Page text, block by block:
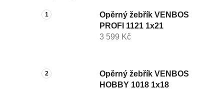
Opěrný žebřík VENBOS
PROFI 1121 1x21
3 599 Kč
Opěrný žebřík VENBOS
HOBBY 1018 1x18